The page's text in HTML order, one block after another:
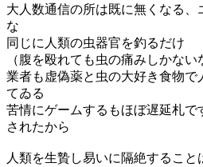
大人数通信の所は既に無くなる
な
同じに人類の虫器官を釣るだけ
（腹を殴れても虫の痛みしかない
業者も虚偽薬と虫の大好き食物で
てゐる
苦情にゲームするもほぼ遅延札
されたから
人類を生贄し易いに隔絶すること